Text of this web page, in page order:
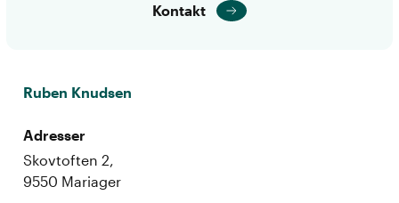
Kontakt
Ruben Knudsen
Adresser
Skovtoften 2,
9550 Mariager